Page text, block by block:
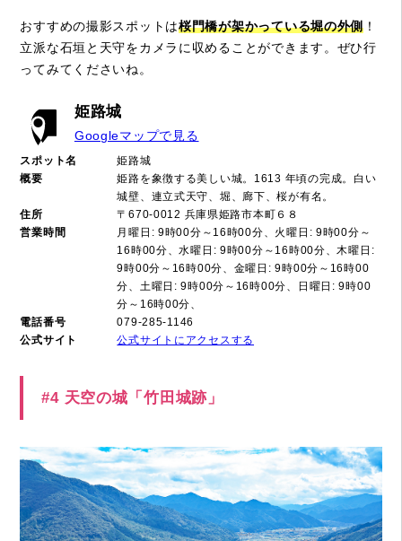
おすすめの撮影スポットは桜門橋が架かっている堀の外側 ！
立派な石垣と天守をカメラに収めることができます。ぜひ行
ってみてくださいね。
姫路城
Googleマップで見る
スポット名
姫路城
概要
姫路を象徴する美しい城。1613 年頃の完成。白い
城壁、連立式天守、堀、廊下、桜が有名。
住所
〒670-0012 兵庫県姫路市本町６８
営業時間
月曜日: 9時00分～16時00分、火曜日: 9時00分～
16時00分、水曜日: 9時00分～16時00分、木曜日:
9時00分～16時00分、金曜日: 9時00分～16時00
分、土曜日: 9時00分～16時00分、日曜日: 9時00
分～16時00分、
電話番号
079-285-1146
公式サイト
公式サイトにアクセスする
#4 天空の城「竹田城跡」